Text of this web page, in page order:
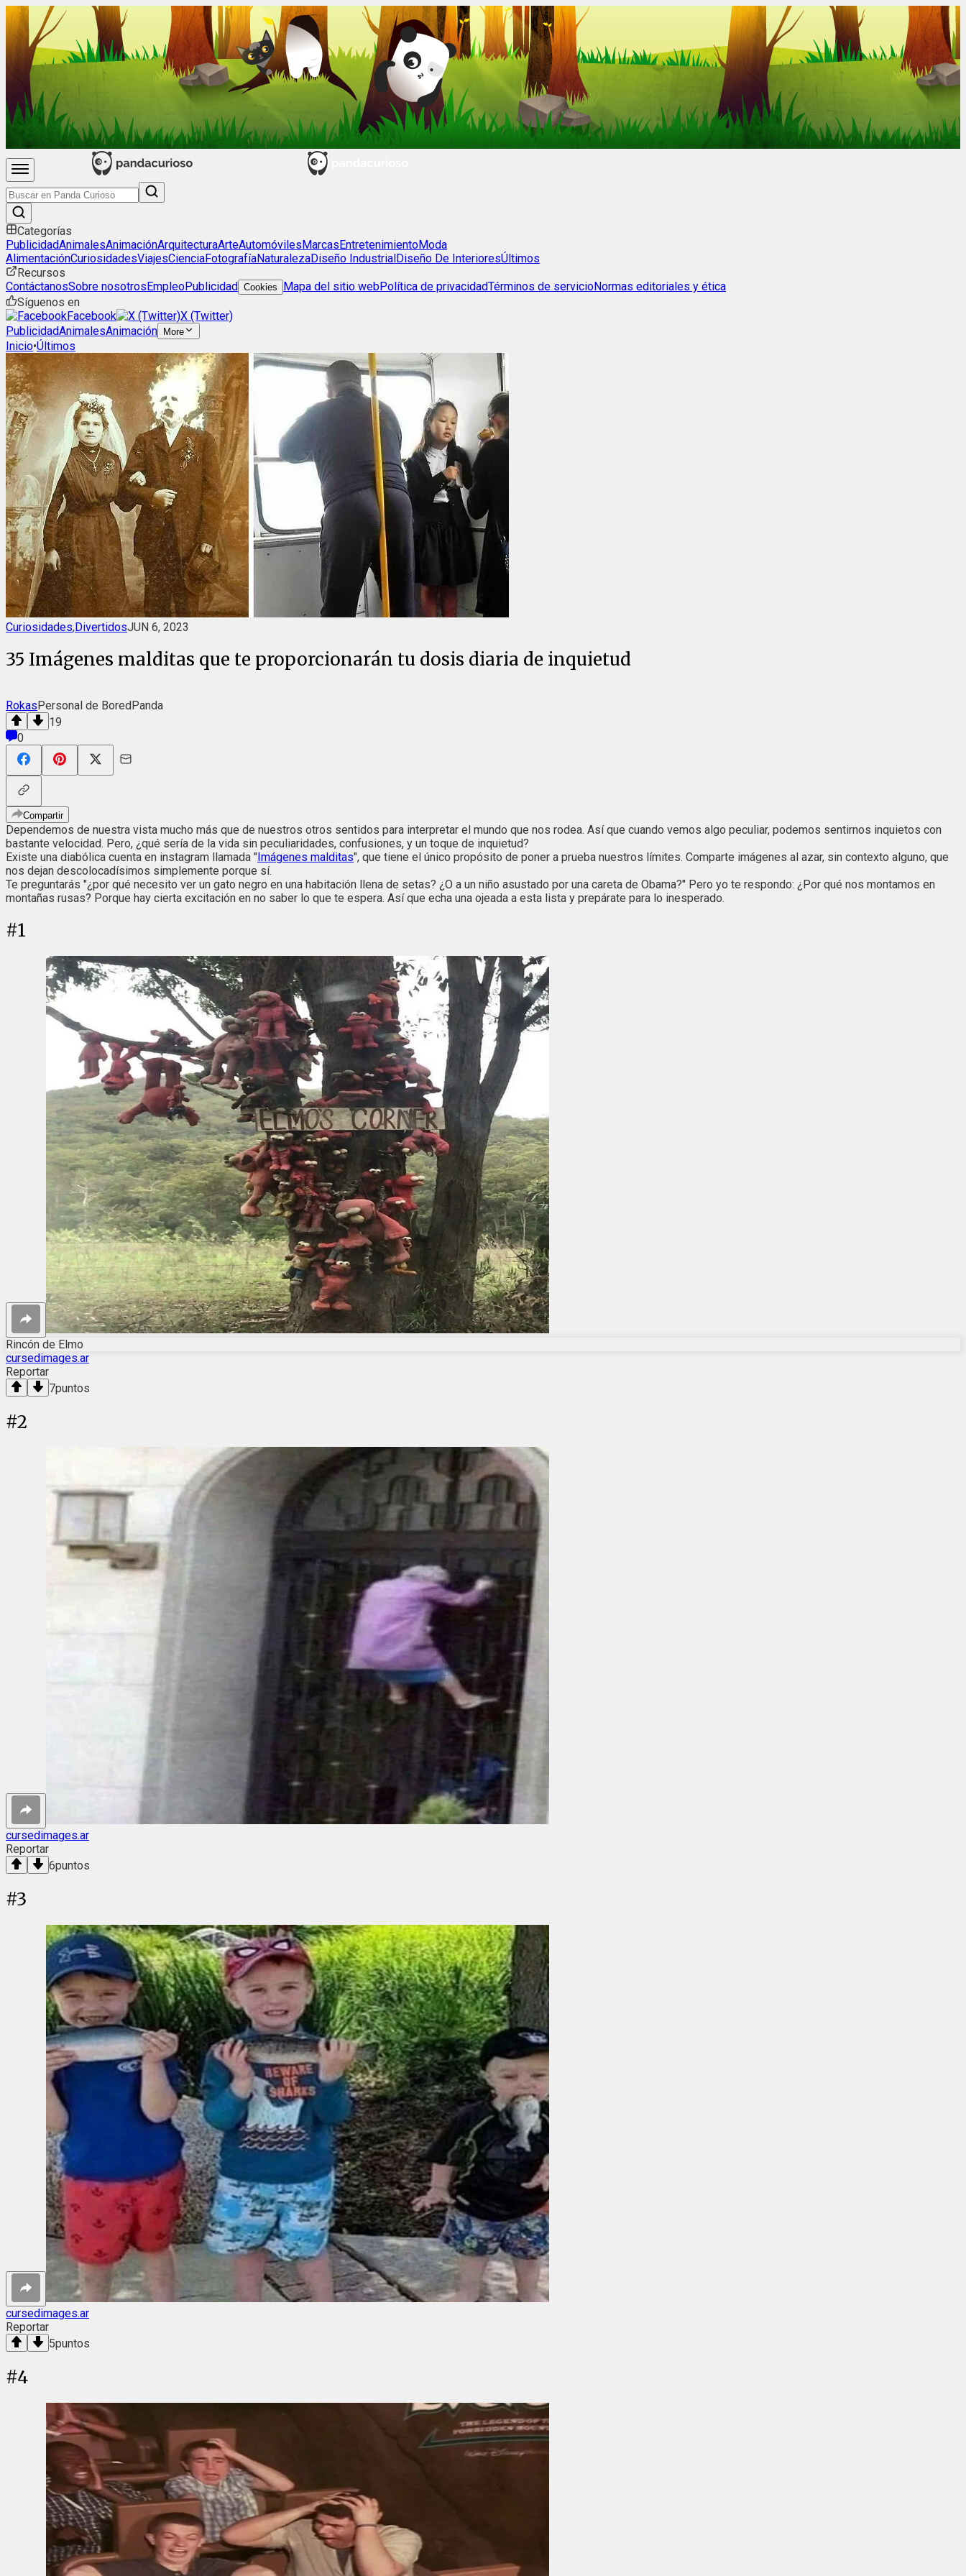
Categorías
PublicidadAnimalesAnimaciónArquitecturaArteAutomóvilesMarcasEntretenimientoModa
AlimentaciónCuriosidadesViajesCienciaFotografíaNaturalezaDiseño IndustrialDiseño De InterioresÚltimos
Recursos
ContáctanosSobre nosotrosEmpleoPublicidad Cookies Mapa del sitio webPolítica de privacidadTérminos de servicioNormas editoriales y ética
Síguenos en
Facebook
X (Twitter)
PublicidadAnimalesAnimación More
Inicio•Últimos
Curiosidades,DivertidosJUN 6, 2023
35 Imágenes malditas que te proporcionarán tu dosis diaria de inquietud
RokasPersonal de BoredPanda
19
0
Compartir
Dependemos de nuestra vista mucho más que de nuestros otros sentidos para interpretar el mundo que nos rodea. Así que cuando vemos algo peculiar, podemos sentirnos inquietos con
bastante velocidad. Pero, ¿qué sería de la vida sin peculiaridades, confusiones, y un toque de inquietud?
Existe una diabólica cuenta en instagram llamada "Imágenes malditas", que tiene el único propósito de poner a prueba nuestros límites. Comparte imágenes al azar, sin contexto alguno, que
nos dejan descolocadísimos simplemente porque sí.
Te preguntarás "¿por qué necesito ver un gato negro en una habitación llena de setas? ¿O a un niño asustado por una careta de Obama?" Pero yo te respondo: ¿Por qué nos montamos en
montañas rusas? Porque hay cierta excitación en no saber lo que te espera. Así que echa una ojeada a esta lista y prepárate para lo inesperado.
#1
Rincón de Elmo
cursedimages.ar
Reportar
7puntos
#2
cursedimages.ar
Reportar
6puntos
#3
cursedimages.ar
Reportar
5puntos
#4